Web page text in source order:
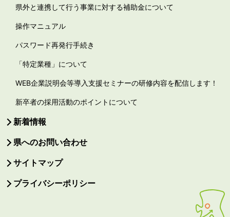
県外と連携して行う事業に対する補助金について
操作マニュアル
パスワード再発行手続き
「特定業種」について
WEB企業説明会等導入支援セミナーの研修内容を配信します！
新卒者の採用活動のポイントについて
新着情報
県へのお問い合わせ
サイトマップ
プライバシーポリシー